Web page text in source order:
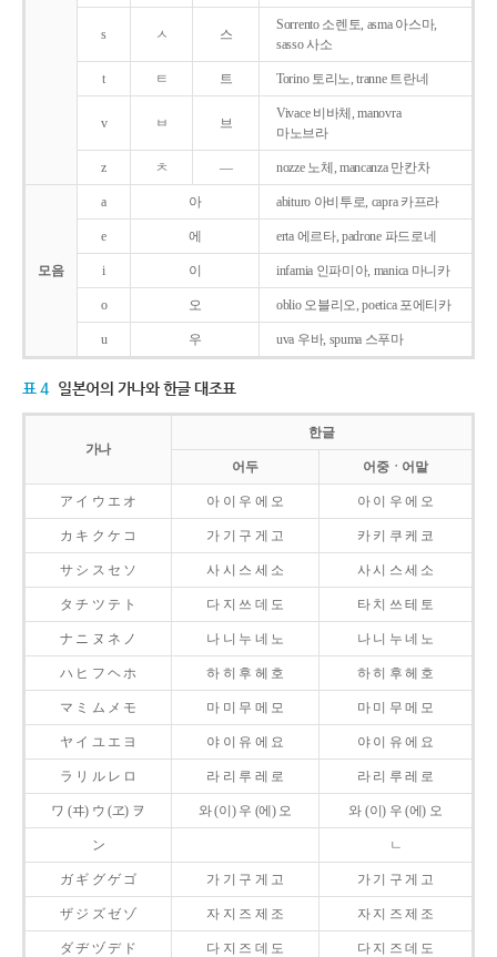
s ㅅ 스
Sorrento 소렌토, asma 아스마,
sasso 사소
t ㅌ 트 Torino 토리노, tranne 트란네
v ㅂ 브
Vivace 비바체, manovra
마노브라
z ㅊ ― nozze 노체, mancanza 만칸차
모음
a 아 abituro 아비투로, capra 카프라
e 에 erta 에르타, padrone 파드로네
i 이 infamia 인파미아, manica 마니카
o 오 oblio 오블리오, poetica 포에티카
u 우 uva 우바, spuma 스푸마
표 4 일본어의 가나와 한글 대조표
가나
한글
어두 어중ㆍ어말
ア イ ウ エ オ 아 이 우 에 오 아 이 우 에 오
カ キ ク ケ コ 가 기 구 게 고 카 키 쿠 케 코
サ シ ス セ ソ 사 시 스 세 소 사 시 스 세 소
タ チ ツ テ ト 다 지 쓰 데 도 타 치 쓰 테 토
ナ ニ ヌ ネ ノ 나 니 누 네 노 나 니 누 네 노
ハ ヒ フ ヘ ホ 하 히 후 헤 호 하 히 후 헤 호
マ ミ ム メ モ 마 미 무 메 모 마 미 무 메 모
ヤ イ ユ エ ヨ 야 이 유 에 요 야 이 유 에 요
ラ リ ル レ ロ 라 리 루 레 로 라 리 루 레 로
ワ (ヰ) ウ (ヱ) ヲ 와 (이) 우 (에) 오 와 (이) 우 (에) 오
ン ㄴ
ガ ギ グ ゲ ゴ 가 기 구 게 고 가 기 구 게 고
ザ ジ ズ ゼ ゾ 자 지 즈 제 조 자 지 즈 제 조
ダ ヂ ヅ デ ド 다 지 즈 데 도 다 지 즈 데 도